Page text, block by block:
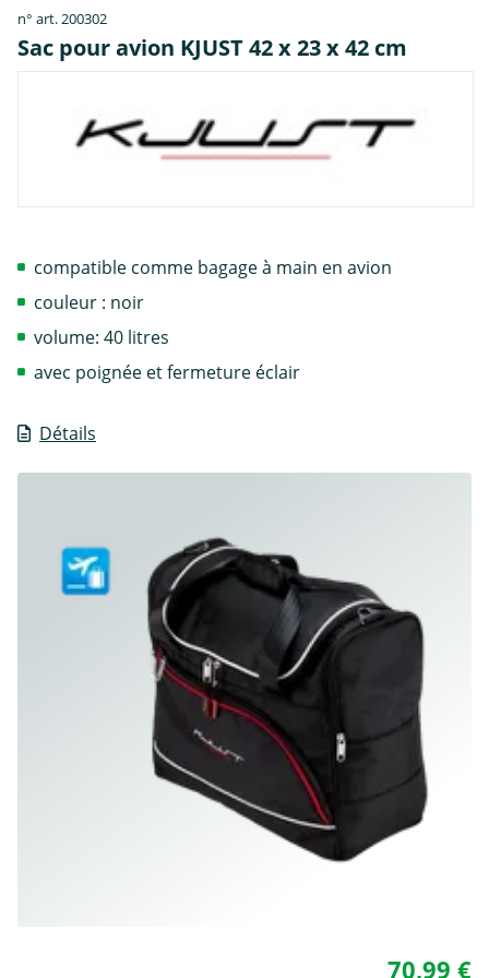
n° art. 200302
Sac pour avion KJUST 42 x 23 x 42 cm
Détails
compatible comme bagage à main en avion
couleur : noir
volume: 40 litres
avec poignée et fermeture éclair
70,99 €